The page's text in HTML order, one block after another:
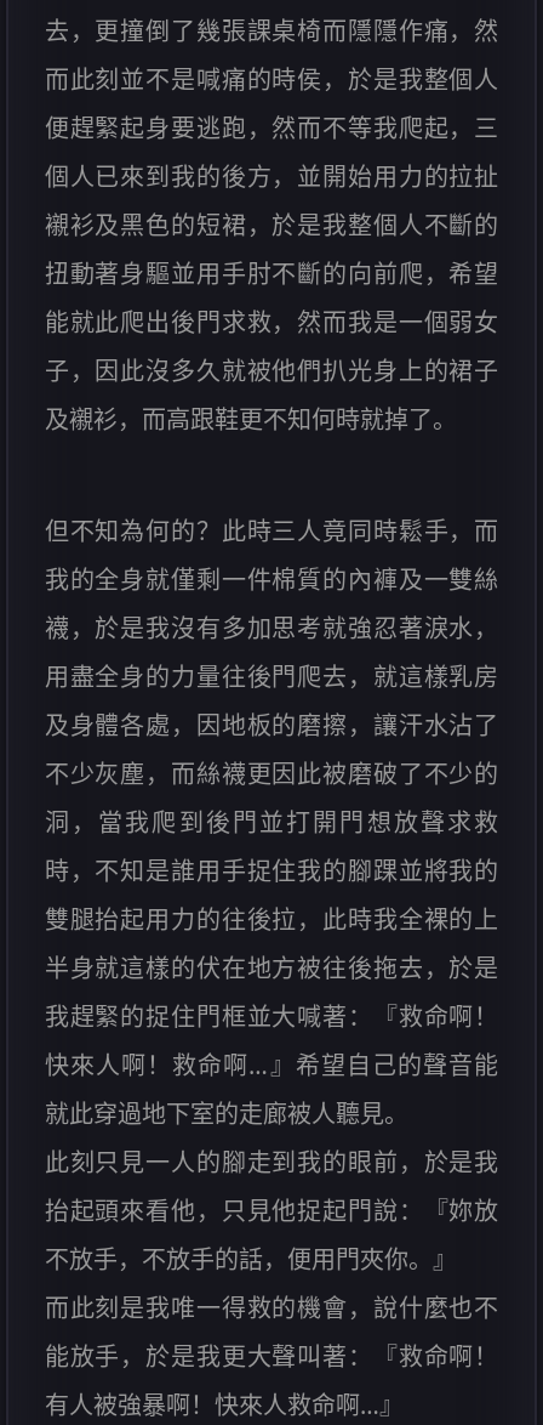
去，更撞倒了幾張課桌椅而隱隱作痛，然
而此刻並不是喊痛的時侯，於是我整個人
便趕緊起身要逃跑，然而不等我爬起，三
個人已來到我的後方，並開始用力的拉扯
襯衫及黑色的短裙，於是我整個人不斷的
扭動著身驅並用手肘不斷的向前爬，希望
能就此爬出後門求救，然而我是一個弱女
子，因此沒多久就被他們扒光身上的裙子
及襯衫，而高跟鞋更不知何時就掉了。
但不知為何的？此時三人竟同時鬆手，而
我的全身就僅剩一件棉質的內褲及一雙絲
襪，於是我沒有多加思考就強忍著淚水，
用盡全身的力量往後門爬去，就這樣乳房
及身體各處，因地板的磨擦，讓汗水沾了
不少灰塵，而絲襪更因此被磨破了不少的
洞，當我爬到後門並打開門想放聲求救
時，不知是誰用手捉住我的腳踝並將我的
雙腿抬起用力的往後拉，此時我全裸的上
半身就這樣的伏在地方被往後拖去，於是
我趕緊的捉住門框並大喊著：『救命啊！
快來人啊！救命啊…』希望自己的聲音能
就此穿過地下室的走廊被人聽見。
此刻只見一人的腳走到我的眼前，於是我
抬起頭來看他，只見他捉起門說：『妳放
不放手，不放手的話，便用門夾你。』
而此刻是我唯一得救的機會，說什麼也不
能放手，於是我更大聲叫著：『救命啊！
有人被強暴啊！快來人救命啊…』